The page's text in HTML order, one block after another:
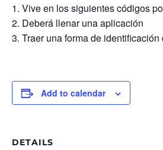
Vive en los siguientes códigos
Deberá llenar una aplicación
Traer una forma de
Add to calendar
DETAILS